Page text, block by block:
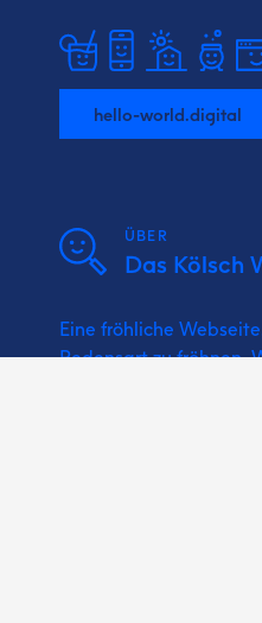
hello-world.digital
ÜBER
Das Kölsch
Eine fröhliche
Redensart zu fröhnen.